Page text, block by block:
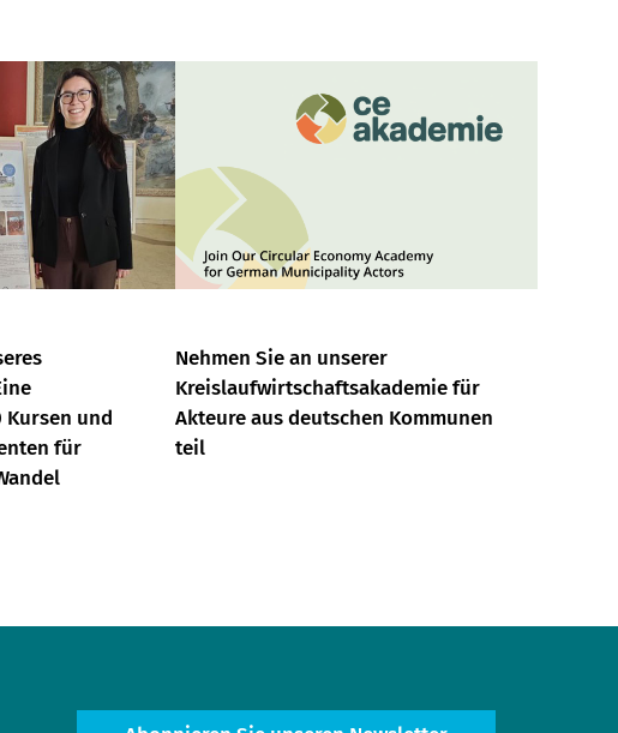
und
für
Nehmen Sie an unserer
Kreislaufwirtschaftsakademie für
Akteure aus deutschen Kommunen
teil